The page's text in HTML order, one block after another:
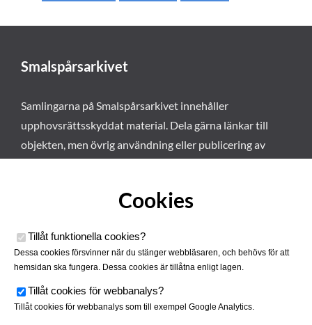
Smalspårsarkivet
Samlingarna på Smalspårsarkivet innehåller
upphovsrättsskyddat material. Dela gärna länkar till
objekten, men övrig användning eller publicering av
Cookies
Tillåt funktionella cookies?
Dessa cookies försvinner när du stänger webbläsaren, och behövs för att
hemsidan ska fungera. Dessa cookies är tillåtna enligt lagen.
Tillåt cookies för webbanalys?
Tillåt cookies för webbanalys som till exempel Google Analytics.